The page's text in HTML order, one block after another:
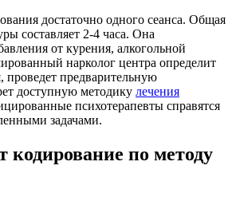
достаточно одного сеанса. Общая
составляет 2-4 часа. Она
от курения, алкогольной
нарколог центра определит
, проведет предварительную
доступную методику лечения
психотерапевты справятся
задачами.
кодирование по методу